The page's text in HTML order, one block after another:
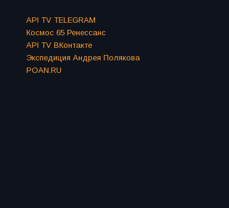
API TV TELEGRAM
Космос 65 Ренессанс
API TV ВКонтакте
Экспедиция Андрея Полякова
POAN.RU